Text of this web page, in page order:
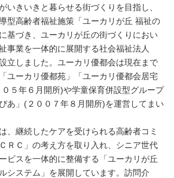
いきいきと暮らせる街づくりを目指し、
型高齢者福祉施策「ユーカリが丘 福祉の
基づき、ユーカリが丘の街づくりにおい
事業を一体的に展開する社会福祉法人
立しました。ユーカリ優都会は現在まで
ユーカリ優都苑」「ユーカリ優都会居宅
５年６月開所)や学童保育併設型グループ
あ」(２００７年８月開所)を運営してまい
、継続したケアを受けられる高齢者コミ
ＲＣ」の考え方を取り入れ、シニア世代
ビスを一体的に整備する「ユーカリが丘
システム」を展開しています。訪問介